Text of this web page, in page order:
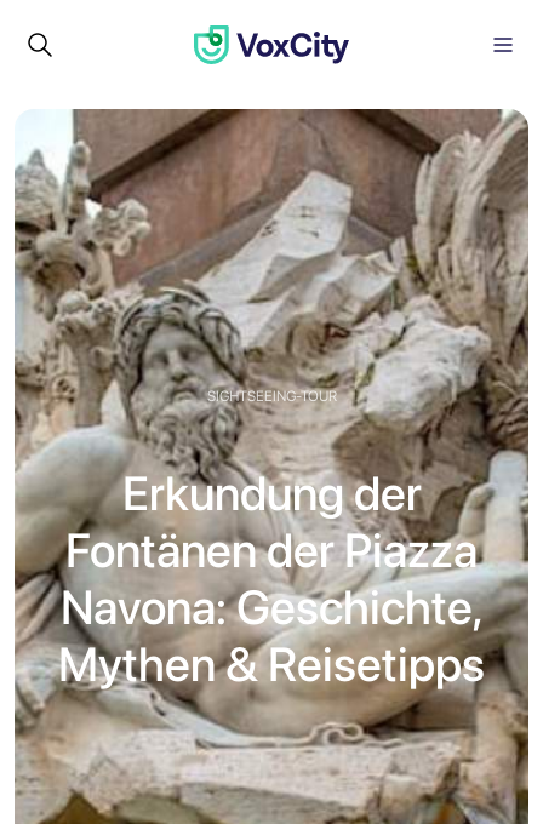
SIGHTSEEING-TOUR
Erkundung der
Fontänen der Piazza
Navona: Geschichte,
Mythen & Reisetipps